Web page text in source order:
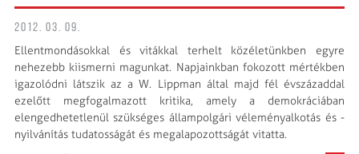
2012. 03. 09.
Ellentmondásokkal és vitákkal terhelt közéletünkben egyre
nehezebb kiismerni magunkat. Napjainkban fokozott mértékben
igazolódni látszik az a W. Lippman által majd fél évszázaddal
ezelőtt megfogalmazott kritika, amely a demokráciában
elengedhetetlenül szükséges állampolgári véleményalkotás és -
nyilvánítás tudatosságát és megalapozottságát vitatta.